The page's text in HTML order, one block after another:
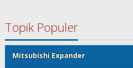
Topik Populer
Mitsubishi Expander